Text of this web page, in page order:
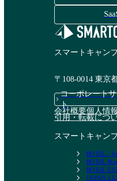
スマートキャン
〒108-0014 東京
コーポレート
ト
会社概要個人情
引用・転載につ
スマートキャン
BOXIL -
BOXIL
BOXIL
JAPAN